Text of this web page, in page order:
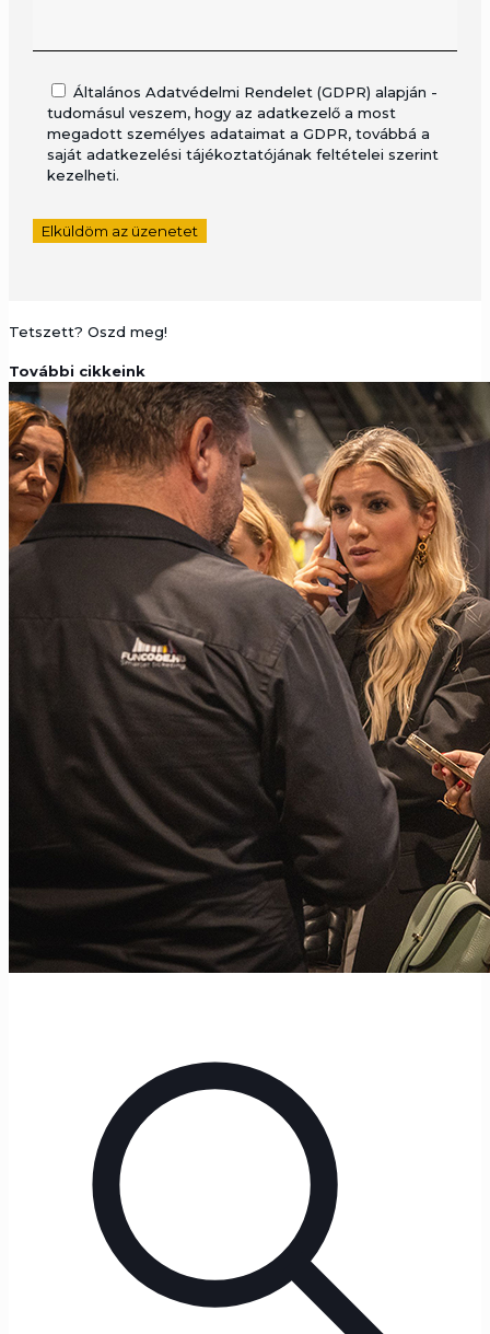
Általános Adatvédelmi Rendelet (GDPR) alapján -
tudomásul veszem, hogy az adatkezelő a most
megadott személyes adataimat a GDPR, továbbá a
saját adatkezelési tájékoztatójának feltételei szerint
kezelheti.
Tetszett? Oszd meg!
További cikkeink